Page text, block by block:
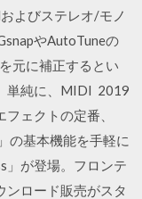
よびステレオ/モノ
やAutoTuneの
元に補正するとい
単純に、MIDI 2019
ェクトの定番、
の基本機能を手軽に
」が登場。フロンテ
ンロード販売がスタ